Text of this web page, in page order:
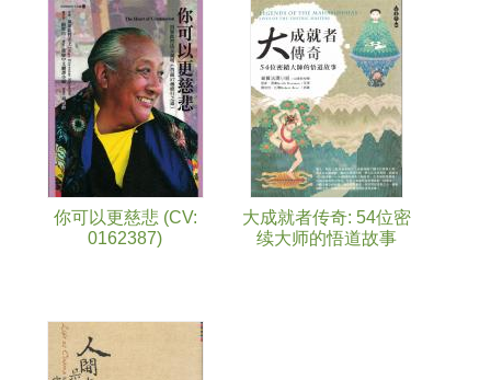
你可以更慈悲 (CV:
0162387)
大成就者传奇: 54位密
续大师的悟道故事